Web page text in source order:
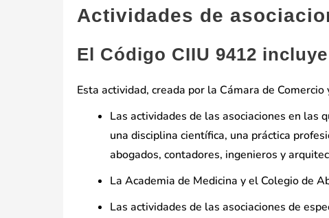
Actividades de
El Código CIIU 9412 incluye
Esta actividad, creada por la Cámara de
Las actividades de las asociaciones en las
una disciplina científica, una práctica
abogados, contadores, ingenieros y
La Academia de Medicina y el Colegio de
Las actividades de las asociaciones de